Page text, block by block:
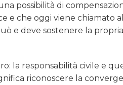
possibilità di
e che oggi viene chiamato
e deve sostenere la
la responsabilità civile e
riconoscere la